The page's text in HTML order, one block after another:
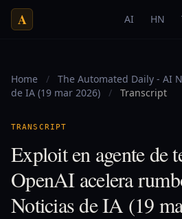
A AI HN
Home / The Automated Daily - AI
de IA (19 mar 2026)
/ Transcript
TRANSCRIPT
Exploit en agente de
OpenAI acelera
Noticias de IA (19